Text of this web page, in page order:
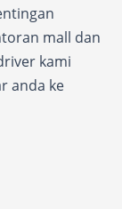
mall dan
kami
anda ke